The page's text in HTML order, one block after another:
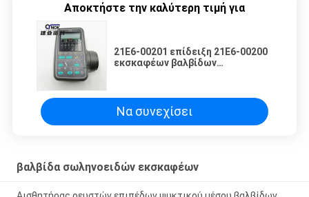
Αποκτήστε την καλύτερη τιμή για
21E6-00201 επίδειξη 21E6-00200
εκσκαφέων βαλβίδων
Να συνεχίσει
βαλβίδα σωληνοειδών εκσκαφέων